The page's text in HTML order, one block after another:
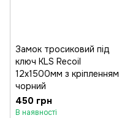
Замок тросиковий під
ключ KLS Recoil
12х1500мм з кріпленням
чорний
450 грн
В наявності